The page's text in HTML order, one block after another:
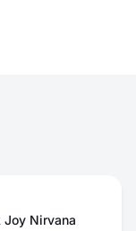
Joy Nirvana